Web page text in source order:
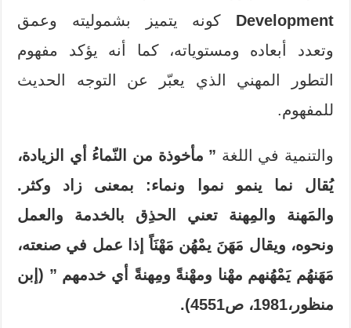
Development كونه يتميز بشموليته وعمق
وتعدد أبعاده ومستوياته، كما أنه يؤكد مفهوم
التطور المهني الذي يعبّر عن التوجه الحديث
للمفهوم.
والتنمية في اللغة ” مأخوذة من النّماءُ أي الزيادة،
يُقال نما ينمو نموا ونماء: بمعنى زاد وكثر.
والمَهنة والمِهنة تعني الحذِق بالخدمة والعمل
ونحوه، ويقال مَهَنَ يمْهُن مَهْنَاً إذا عمل في صنعته،
مَهَنهُم يَمْهُنهم مهْنا ومهْنةً ومِهنةً أي خدمهم ” (إبن
منظور،1981، ص4551).